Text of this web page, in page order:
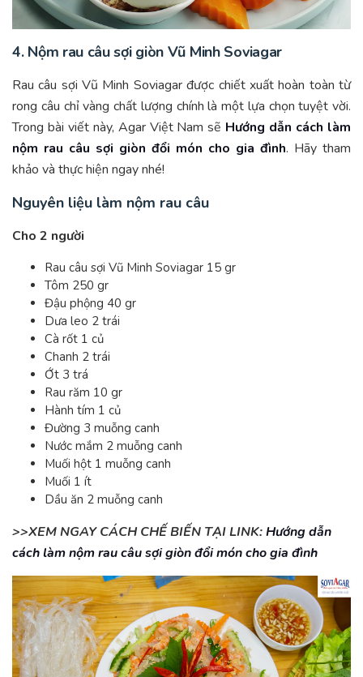
4. Nộm rau câu sợi giòn Vũ Minh Soviagar
Rau câu sợi Vũ Minh Soviagar được chiết xuất hoàn toàn từ
rong câu chỉ vàng chất lượng chính là một lựa chọn tuyệt vời.
Trong bài viết này, Agar Việt Nam sẽ Hướng dẫn cách làm
nộm rau câu sợi giòn đổi món cho gia đình. Hãy tham
khảo và thực hiện ngay nhé!
Nguyên liệu làm nộm rau câu
Cho 2 người
Rau câu sợi Vũ Minh Soviagar 15 gr
Tôm 250 gr
Đậu phộng 40 gr
Dưa leo 2 trái
Cà rốt 1 củ
Chanh 2 trái
Ớt 3 trá
Rau răm 10 gr
Hành tím 1 củ
Đường 3 muỗng canh
Nước mắm 2 muỗng canh
Muối hột 1 muỗng canh
Muối 1 ít
Dầu ăn 2 muỗng canh
>>XEM NGAY CÁCH CHẾ BIẾN TẠI LINK:Hướng dẫn
cách làm nộm rau câu sợi giòn đổi món cho gia đình